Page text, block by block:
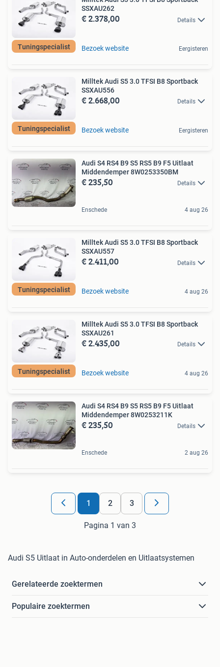
Tuningspecialist
SSXAU262
€ 2.378,00 Details
Bezoek website Eergisteren
Tuningspecialist
Milltek Audi S5 3.0 TFSI B8 Sportback
SSXAU556
€ 2.668,00 Details
Bezoek website Eergisteren
Audi S4 RS4 B9 S5 RS5 B9 F5 Uitlaat
Middendemper 8W0253350BM
€ 235,50 Details
Enschede 4 aug 26
Tuningspecialist
Milltek Audi S5 3.0 TFSI B8 Sportback
SSXAU557
€ 2.411,00 Details
Bezoek website 4 aug 26
Tuningspecialist
Milltek Audi S5 3.0 TFSI B8 Sportback
SSXAU261
€ 2.435,00 Details
Bezoek website 4 aug 26
Audi S4 RS4 B9 S5 RS5 B9 F5 Uitlaat
Middendemper 8W0253211K
€ 235,50 Details
Enschede 2 aug 26
1 2 3
Pagina 1 van 3
Audi S5 Uitlaat in Auto-onderdelen en Uitlaatsystemen
Gerelateerde zoektermen
Populaire zoektermen